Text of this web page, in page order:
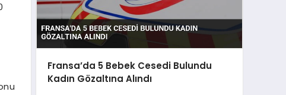
Fransa’da 5 Bebek Cesedi Bulundu
Kadın Gözaltına Alındı